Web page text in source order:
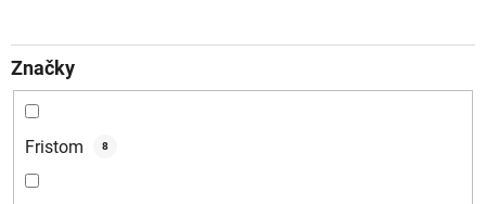
Značky
Fristom 8